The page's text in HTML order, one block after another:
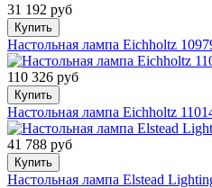
31 192 руб
Купить
Настольная лампа Eichholtz
110 326 руб
Купить
Настольная лампа Eichholtz
41 788 руб
Купить
Настольная лампа Elstead